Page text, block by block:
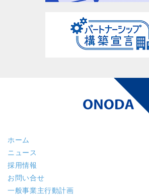
ホーム
ニュース
採用情報
お問い合せ
一般事業主行動計画